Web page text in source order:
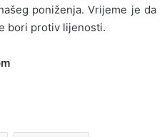
poniženja. Vrijeme je da
bori protiv lijenosti.